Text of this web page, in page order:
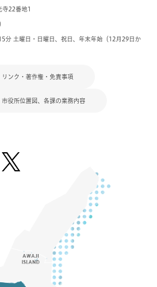
22番地1
）
分 土曜日・日曜日、祝日、年末年始（12月29日か
リンク・著作権・免責事項
市役所位置図、各課の業務内容